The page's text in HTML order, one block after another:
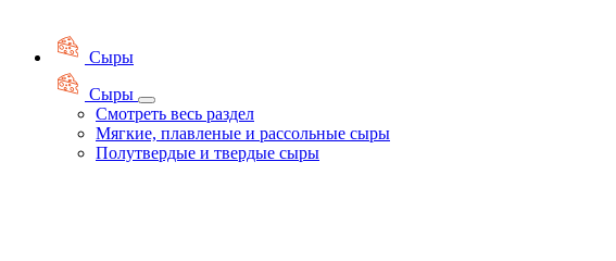
Сыры
Сыры
Смотреть весь раздел
Мягкие, плавленые и рассольные сыры
Полутвердые и твердые сыры